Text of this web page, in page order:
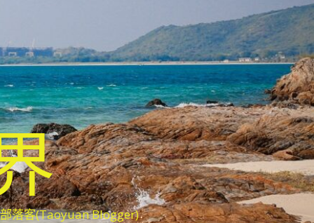
落客(Taoyuan Blogger)